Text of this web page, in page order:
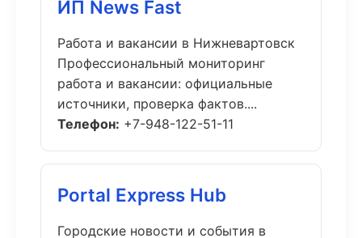
ИП News Fast
Работа и вакансии в Нижневартовск
Профессиональный мониторинг
работа и вакансии: официальные
источники, проверка фактов....
Телефон: +7-948-122-51-11
Portal Express Hub
Городские новости и события в